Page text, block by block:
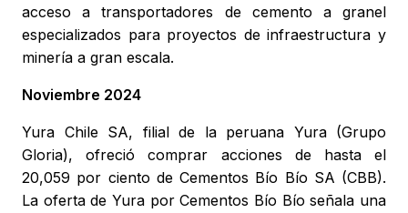
acceso a transportadores de cemento a granel
especializados para proyectos de infraestructura y
minería a gran escala.
Noviembre 2024
Yura Chile SA, filial de la peruana Yura (Grupo
Gloria), ofreció comprar acciones de hasta el
20,059 por ciento de Cementos Bío Bío SA (CBB).
La oferta de Yura por Cementos Bío Bío señala una